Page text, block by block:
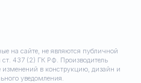
на сайте, не являются публичной
437 (2) ГК РФ. Производитель
изменений в конструкцию, дизайн и
уведомления.